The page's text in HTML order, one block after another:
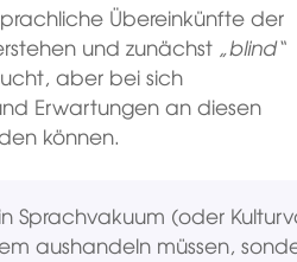
Übereinkünfte der
und zunächst „blind“
aber bei sich
Erwartungen an diesen
können.
Sprachvakuum (oder
aushandeln müssen,